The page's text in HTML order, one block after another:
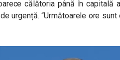
călătoria până în capitală
urgență. “Următoarele ore